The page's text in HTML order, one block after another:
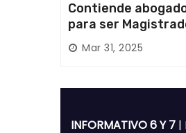
Contiende
para ser
Poder Judicial; es
de Huajuapan de
Mar 31, 2025
INFORMATIVO 6 Y 7 |